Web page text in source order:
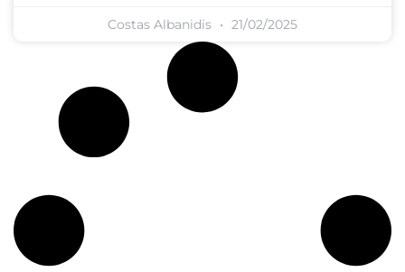
Costas Albanidis 21/02/2025